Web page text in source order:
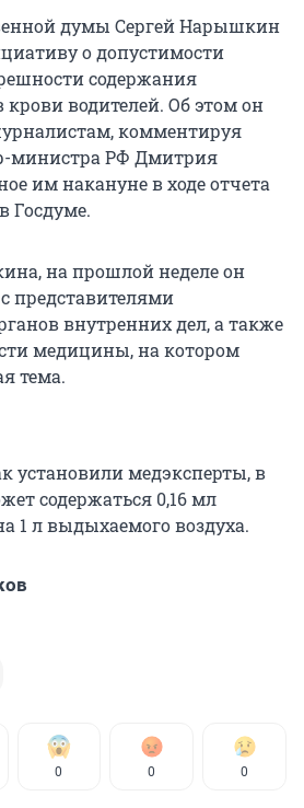
думы Сергей Нарышкин
о допустимости
содержания
крови водителей. Об этом он
комментируя
министра РФ Дмитрия
им накануне в ходе отчета
Госдуме.
на прошлой неделе он
представителями
внутренних дел, а также
медицины, на котором
тема.
установили медэксперты, в
содержаться 0,16 мл
1 л выдыхаемого воздуха.
0 0 0